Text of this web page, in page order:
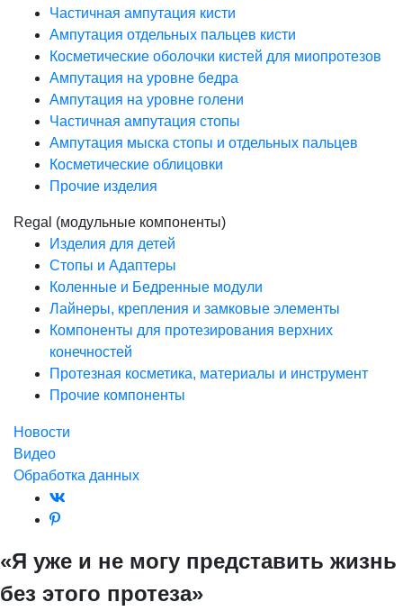
Частичная ампутация кисти
Ампутация отдельных пальцев кисти
Косметические оболочки кистей для миопротезов
Ампутация на уровне бедра
Ампутация на уровне голени
Частичная ампутация стопы
Ампутация мыска стопы и отдельных пальцев
Косметические облицовки
Прочие изделия
Regal (модульные компоненты)
Изделия для детей
Стопы и Адаптеры
Коленные и Бедренные модули
Лайнеры, крепления и замковые элементы
Компоненты для протезирования верхних
конечностей
Протезная косметика, материалы и инструмент
Прочие компоненты
Новости
Видео
Обработка данных
«Я уже и не могу представить жизнь
без этого протеза»